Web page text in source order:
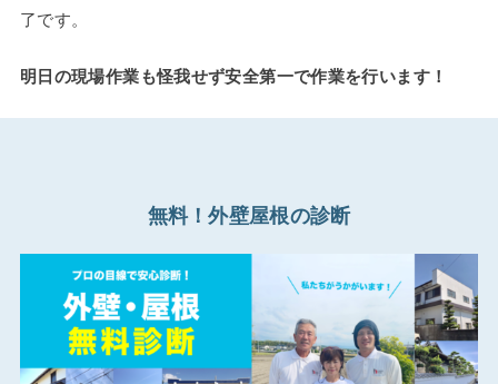
了です。
明日の現場作業も怪我せず安全第一で作業を行います！
無料！外壁屋根の診断